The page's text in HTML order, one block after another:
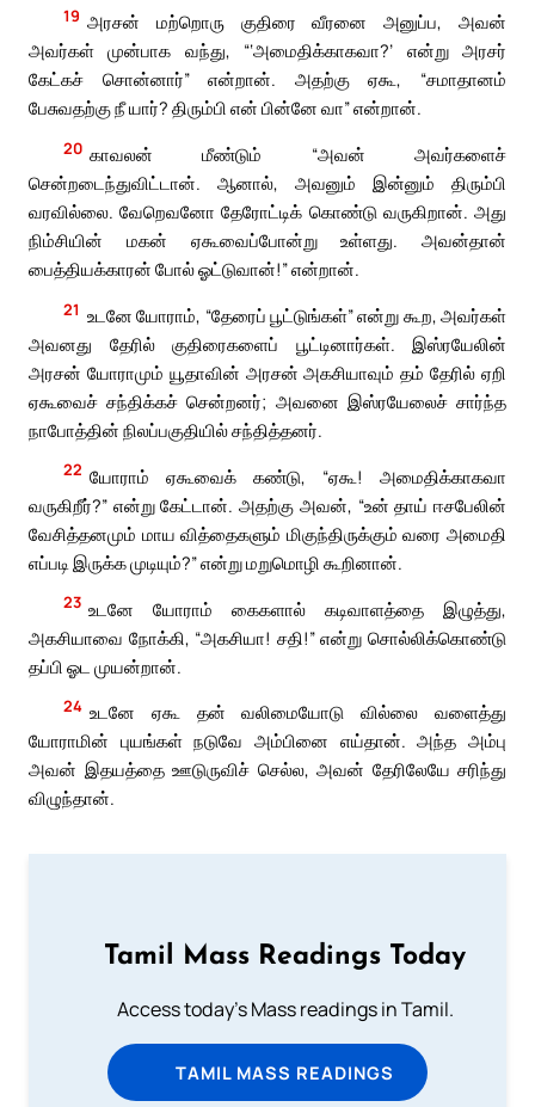
19 அரசன் மற்றொரு குதிரை வீரனை அனுப்ப, அவன்
அவர்கள் முன்பாக வந்து, “‘அமைதிக்காகவா?’ என்று அரசர்
கேட்கச் சொன்னார்” என்றான். அதற்கு ஏகூ, “சமாதானம்
பேசுவதற்கு நீ யார்? திரும்பி என் பின்னே வா” என்றான்.
20 காவலன் மீண்டும் “அவன் அவர்களைச்
சென்றடைந்துவிட்டான். ஆனால், அவனும் இன்னும் திரும்பி
வரவில்லை. வேறெவனோ தேரோட்டிக் கொண்டு வருகிறான். அது
நிம்சியின் மகன் ஏகூவைப்போன்று உள்ளது. அவன்தான்
பைத்தியக்காரன் போல் ஓட்டுவான்!” என்றான்.
21 உடனே யோராம், “தேரைப் பூட்டுங்கள்” என்று கூற, அவர்கள்
அவனது தேரில் குதிரைகளைப் பூட்டினார்கள். இஸ்ரயேலின்
அரசன் யோராமும் யூதாவின் அரசன் அகசியாவும் தம் தேரில் ஏறி
ஏகூவைச் சந்திக்கச் சென்றனர்; அவனை இஸ்ரயேலைச் சார்ந்த
நாபோத்தின் நிலப்பகுதியில் சந்தித்தனர்.
22 யோராம் ஏகூவைக் கண்டு, “ஏகூ! அமைதிக்காகவா
வருகிறீர்?” என்று கேட்டான். அதற்கு அவன், “உன் தாய் ஈசபேலின்
வேசித்தனமும் மாய வித்தைகளும் மிகுந்திருக்கும் வரை அமைதி
எப்படி இருக்க முடியும்?” என்று மறுமொழி கூறினான்.
23 உடனே யோராம் கைகளால் கடிவாளத்தை இழுத்து,
அகசியாவை நோக்கி, “அகசியா! சதி!” என்று சொல்லிக்கொண்டு
தப்பி ஓட முயன்றான்.
24 உடனே ஏகூ தன் வலிமையோடு வில்லை வளைத்து
யோராமின் புயங்கள் நடுவே அம்பினை எய்தான். அந்த அம்பு
அவன் இதயத்தை ஊடுருவிச் செல்ல, அவன் தேரிலேயே சரிந்து
விழுந்தான்.
Tamil Mass Readings Today
Access today's Mass readings in Tamil.
TAMIL MASS READINGS